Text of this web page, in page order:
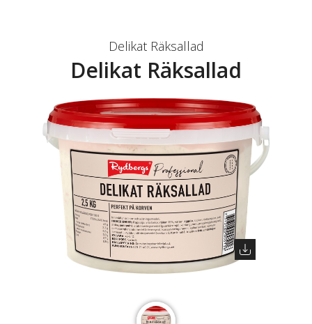
Delikat Räksallad
Delikat Räksallad